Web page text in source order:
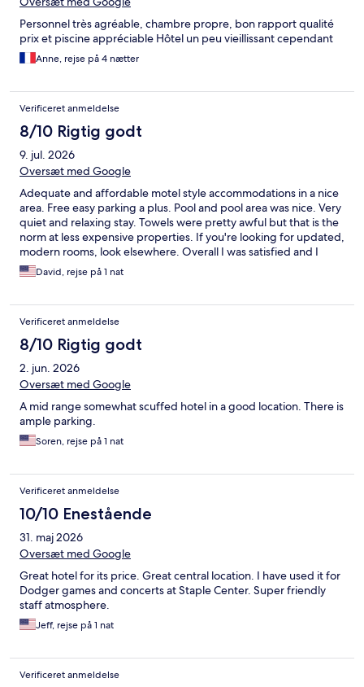
Personnel très agréable, chambre propre, bon rapport qualité
prix et piscine appréciable Hôtel un peu vieillissant cependant
Anne, rejse på 4 nætter
Verificeret anmeldelse
8/10 Rigtig godt
9. jul. 2026
Oversæt med Google
Adequate and affordable motel style accommodations in a nice
area. Free easy parking a plus. Pool and pool area was nice. Very
quiet and relaxing stay. Towels were pretty awful but that is the
norm at less expensive properties. If you're looking for updated,
modern rooms, look elsewhere. Overall I was satisfied and I
thought it was pretty good for a short stay.
David, rejse på 1 nat
Verificeret anmeldelse
8/10 Rigtig godt
2. jun. 2026
Oversæt med Google
A mid range somewhat scuffed hotel in a good location. There is
ample parking.
Soren, rejse på 1 nat
Verificeret anmeldelse
10/10 Enestående
31. maj 2026
Oversæt med Google
Great hotel for its price. Great central location. I have used it for
Dodger games and concerts at Staple Center. Super friendly
staff atmosphere.
Jeff, rejse på 1 nat
Verificeret anmeldelse